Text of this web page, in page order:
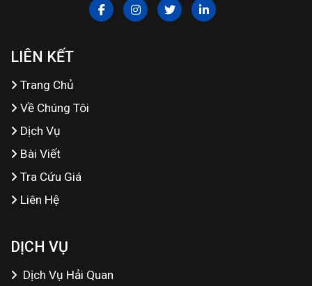
LIÊN KẾT
Trang Chủ
Về Chúng Tôi
Dịch Vụ
Bài Viết
Tra Cứu Giá
Liên Hệ
DỊCH VỤ
Dịch Vụ Hải Quan